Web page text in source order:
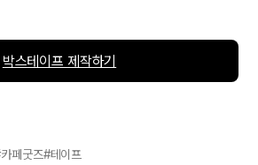
박스테이프 제작하기
카페굿즈 테이프